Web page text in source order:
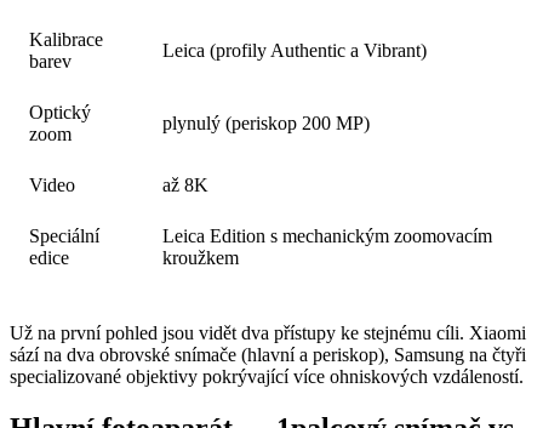
Kalibrace
barev
Leica (profily Authentic a Vibrant)
Optický
zoom
plynulý (periskop 200 MP)
Video až 8K
Speciální
edice
Leica Edition s mechanickým zoomovacím
kroužkem
Už na první pohled jsou vidět dva přístupy ke stejnému cíli. Xiaomi
sází na dva obrovské snímače (hlavní a periskop), Samsung na čtyři
specializované objektivy pokrývající více ohniskových vzdáleností.